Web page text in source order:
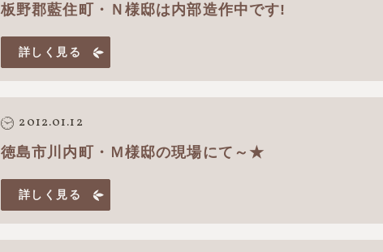
板野郡藍住町・Ｎ様邸は内部造作中です!
詳しく見る
2012.01.12
徳島市川内町・Ｍ様邸の現場にて～★
詳しく見る